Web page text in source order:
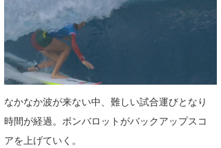
なかなか波が来ない中、難しい試合運びとなり
時間が経過。ボンバロットがバックアップスコ
アを上げていく。
唐澤予報士
SancheZ
ゴン
米山予報士